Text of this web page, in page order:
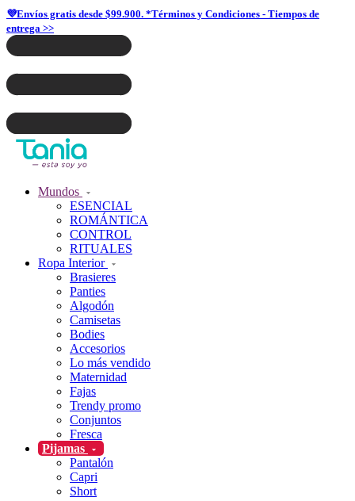
💜Envíos gratis desde $99.900. *Términos y Condiciones - Tiempos de
entrega >>
Mundos
ESENCIAL
ROMÁNTICA
CONTROL
RITUALES
Ropa Interior
Brasieres
Panties
Algodón
Camisetas
Bodies
Accesorios
Lo más vendido
Maternidad
Fajas
Trendy promo
Conjuntos
Fresca
Pijamas
Pantalón
Capri
Short